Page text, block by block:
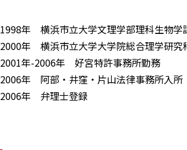
1998年 横浜市立大学文理学部理科生物学
2000年 横浜市立大学大学院総合理学研究
2001年-2006年 好宮特許事務所勤務
2006年 阿部・井窪・片山法律事務所入所
2006年 弁理士登録